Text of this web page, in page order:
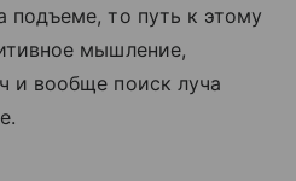
то путь к этому
мышление,
и вообще поиск луча